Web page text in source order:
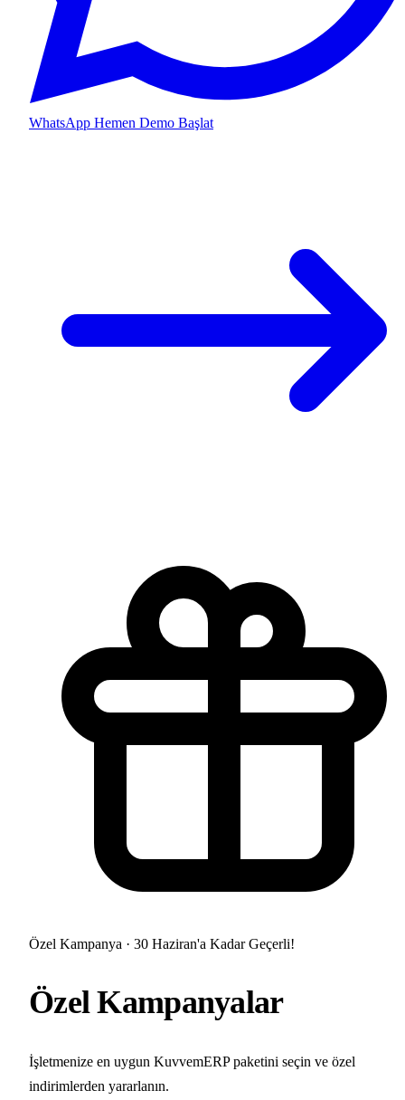
WhatsApp Hemen Demo Başlat
Özel Kampanya · 30 Haziran'a Kadar Geçerli!
Özel Kampanyalar
İşletmenize en uygun KuvvemERP paketini seçin ve özel
indirimlerden yararlanın.